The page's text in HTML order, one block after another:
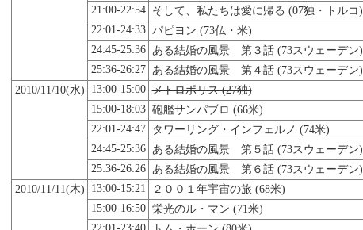
21:00-22:54
そして、私たちは愛に帰る (07独・トルコ)
22:01-24:33 パピヨン (73仏・米)
24:45-25:36
ある結婚の風景 第３話 (73スウェーデン)
25:36-26:27
ある結婚の風景 第４話 (73スウェーデン)
2010/11/10(水) 13:00-15:00 メトロポリス (27独)
15:00-18:03 砲艦サンパブロ (66米)
22:01-24:47
タワーリング・インフェルノ (74米)
24:45-25:36
ある結婚の風景 第５話 (73スウェーデン)
25:36-26:26
ある結婚の風景 第６話 (73スウェーデン)
2010/11/11(木)
13:00-15:21 ２００１年宇宙の旅 (68米)
15:00-16:50 栄光のル・マン (71米)
22:01-23:40